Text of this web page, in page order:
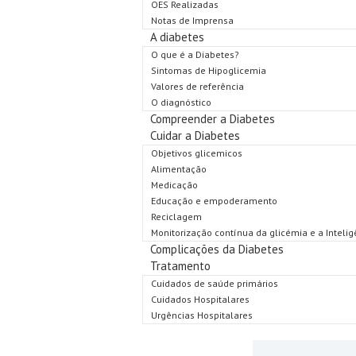
OES Realizadas
Notas de Imprensa
A diabetes
O que é a Diabetes?
Sintomas de Hipoglicemia
Valores de referência
O diagnóstico
Compreender a Diabetes
Cuidar a Diabetes
Objetivos glicemicos
Alimentação
Medicação
Educação e empoderamento
Reciclagem
Monitorização contínua da glicémia e a
Complicações da Diabetes
Tratamento
Cuidados de saúde primários
Cuidados Hospitalares
Urgências Hospitalares